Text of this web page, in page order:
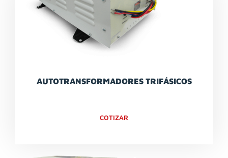
AUTOTRANSFORMADORES TRIFÁSICOS
COTIZAR